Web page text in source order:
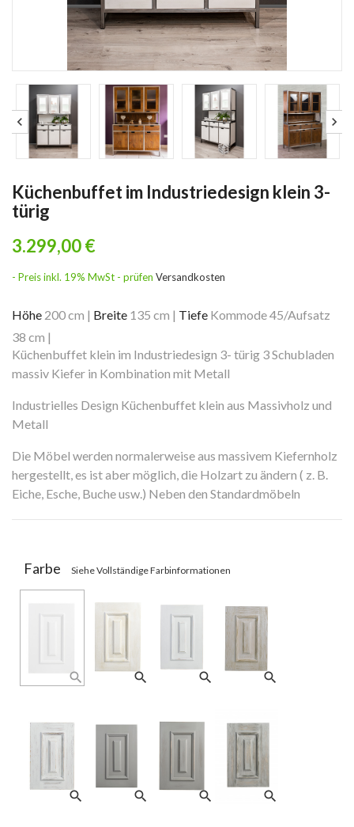
Küchenbuffet im Industriedesign klein 3-
türig
3.299,00 €
- Preis inkl. 19% MwSt - prüfen Versandkosten
Höhe 200 cm | Breite 135 cm | Tiefe Kommode 45/Aufsatz
38 cm |
Küchenbuffet klein im Industriedesign 3- türig 3 Schubladen
massiv Kiefer in Kombination mit Metall
Industrielles Design Küchenbuffet klein aus Massivholz und
Metall
Die Möbel werden normalerweise aus massivem Kiefernholz
hergestellt, es ist aber möglich, die Holzart zu ändern ( z. B.
Eiche, Esche, Buche usw.) Neben den Standardmöbeln
Farbe Siehe Vollständige Farbinformationen
search search search search
search search search search